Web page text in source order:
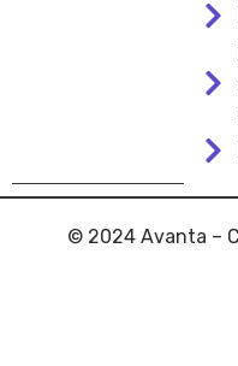
© 2024 Avanta –